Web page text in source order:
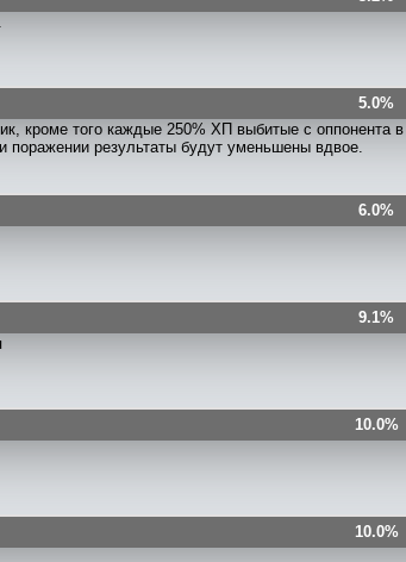
5.0%
кроме того каждые 250% ХП выбитые с оппонента в
поражении результаты будут уменьшены вдвое.
6.0%
9.1%
10.0%
10.0%